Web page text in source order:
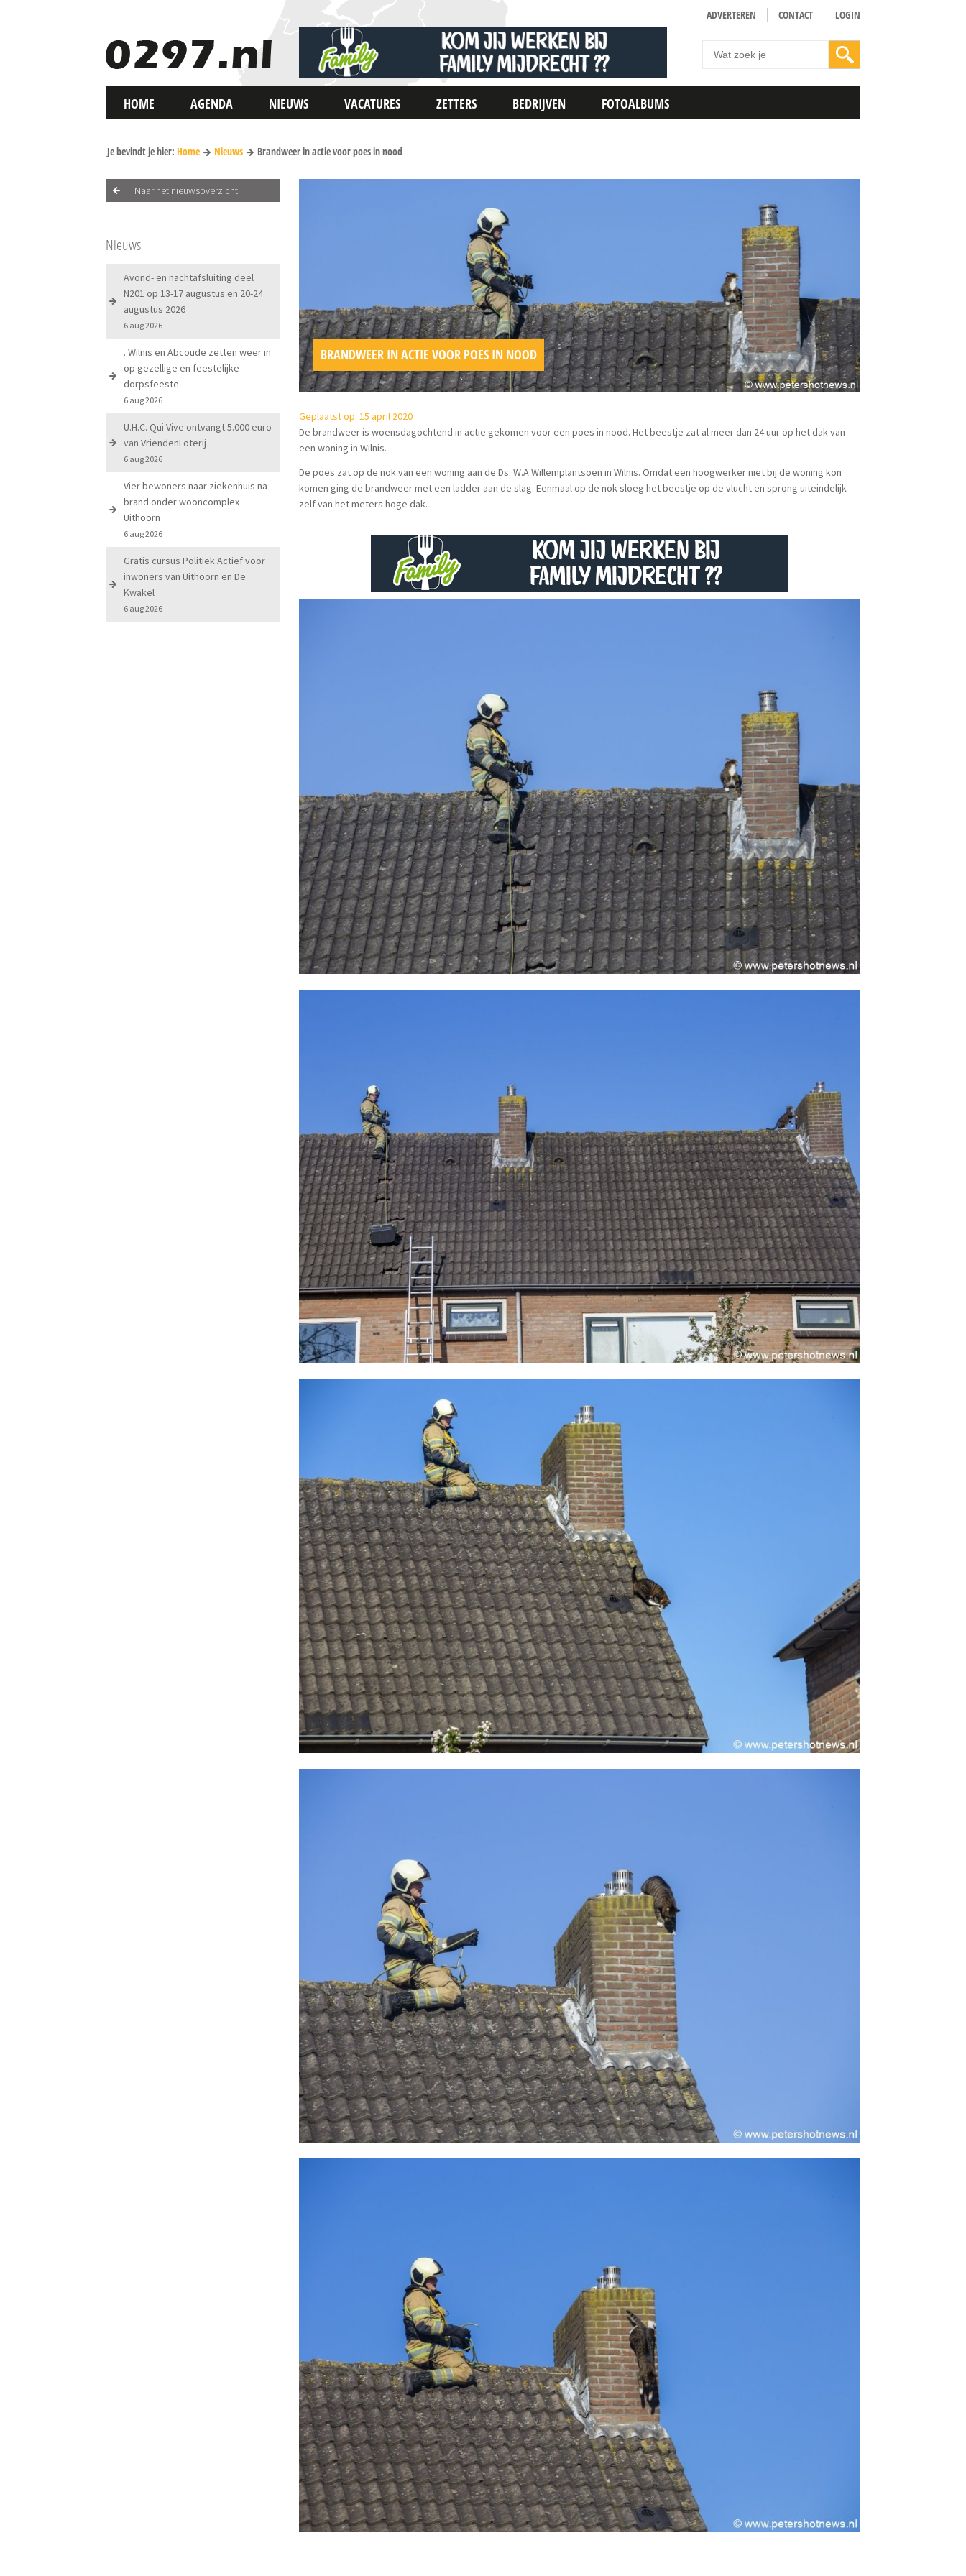
ADVERTEREN CONTACT LOGIN
HOME AGENDA NIEUWS VACATURES ZETTERS BEDRIJVEN FOTOALBUMS
Je bevindt je hier: Home Nieuws Brandweer in actie voor poes in nood
Naar het nieuwsoverzicht
Nieuws
Avond- en nachtafsluiting deel
N201 op 13-17 augustus en 20-24
augustus 2026
6 aug 2026
. Wilnis en Abcoude zetten weer in
op gezellige en feestelijke
dorpsfeeste
6 aug 2026
U.H.C. Qui Vive ontvangt 5.000 euro
van VriendenLoterij
6 aug 2026
Vier bewoners naar ziekenhuis na
brand onder wooncomplex
Uithoorn
6 aug 2026
Gratis cursus Politiek Actief voor
inwoners van Uithoorn en De
Kwakel
6 aug 2026
BRANDWEER IN ACTIE VOOR POES IN NOOD
Geplaatst op: 15 april 2020
De brandweer is woensdagochtend in actie gekomen voor een poes in nood. Het beestje zat al meer dan 24 uur op het dak van
een woning in Wilnis.
De poes zat op de nok van een woning aan de Ds. W.A Willemplantsoen in Wilnis. Omdat een hoogwerker niet bij de woning kon
komen ging de brandweer met een ladder aan de slag. Eenmaal op de nok sloeg het beestje op de vlucht en sprong uiteindelijk
zelf van het meters hoge dak.